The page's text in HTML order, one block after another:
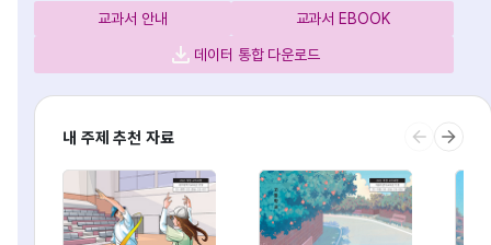
교과서 안내 교과서 EBOOK
데이터 통합 다운로드
내 주제 추천 자료